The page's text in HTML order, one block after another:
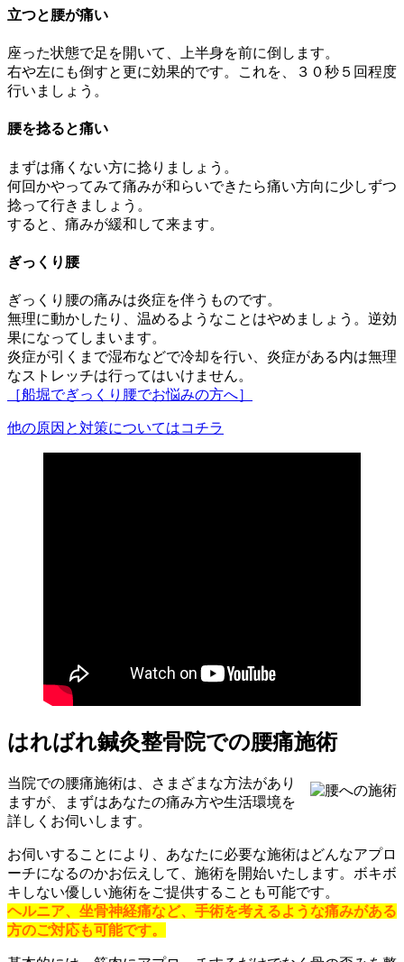
立つと腰が痛い
座った状態で足を開いて、上半身を前に倒します。
右や左にも倒すと更に効果的です。これを、３０秒５回程度
行いましょう。
腰を捻ると痛い
まずは痛くない方に捻りましょう。
何回かやってみて痛みが和らいできたら痛い方向に少しずつ
捻って行きましょう。
すると、痛みが緩和して来ます。
ぎっくり腰
ぎっくり腰の痛みは炎症を伴うものです。
無理に動かしたり、温めるようなことはやめましょう。逆効
果になってしまいます。
炎症が引くまで湿布などで冷却を行い、炎症がある内は無理
なストレッチは行ってはいけません。
［船堀でぎっくり腰でお悩みの方へ］
他の原因と対策についてはコチラ
はればれ鍼灸整骨院での腰痛施術
当院での腰痛施術は、さまざまな方法があり
ますが、まずはあなたの痛み方や生活環境を
詳しくお伺いします。
お伺いすることにより、あなたに必要な施術はどんなアプロ
ーチになるのかお伝えして、施術を開始いたします。ボキボ
キしない優しい施術をご提供することも可能です。
ヘルニア、坐骨神経痛など、手術を考えるような痛みがある
方のご対応も可能です。